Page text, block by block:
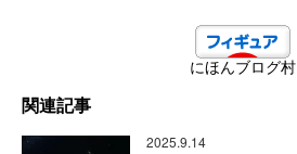
にほんブログ村
関連記事
2025.9.14